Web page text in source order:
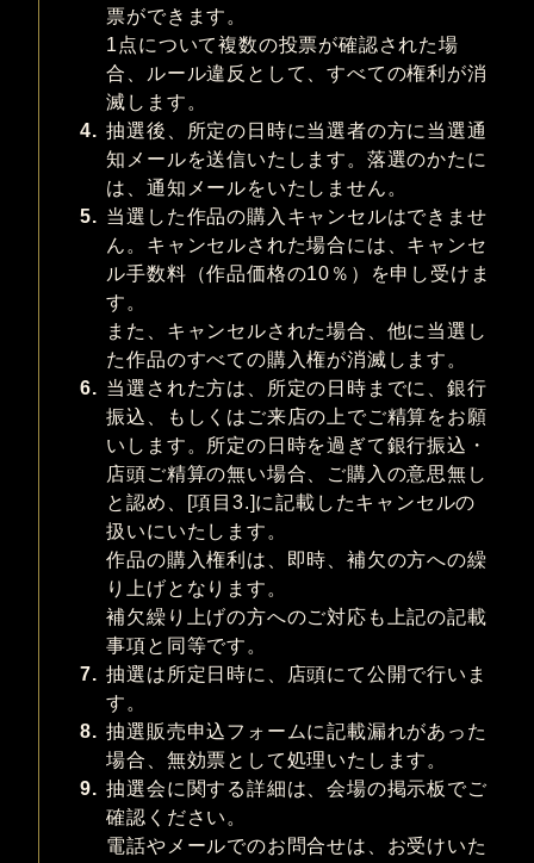
票ができます。
1点について複数の投票が確認された場
合、ルール違反として、すべての権利が消
滅します。
4. 抽選後、所定の日時に当選者の方に当選通
知メールを送信いたします。落選のかたに
は、通知メールをいたしません。
5. 当選した作品の購入キャンセルはできませ
ん。キャンセルされた場合には、キャンセ
ル手数料（作品価格の10％）を申し受けま
す。
また、キャンセルされた場合、他に当選し
た作品のすべての購入権が消滅します。
6. 当選された方は、所定の日時までに、銀行
振込、もしくはご来店の上でご精算をお願
いします。所定の日時を過ぎて銀行振込・
店頭ご精算の無い場合、ご購入の意思無し
と認め、[項目3.]に記載したキャンセルの
扱いにいたします。
作品の購入権利は、即時、補欠の方への繰
り上げとなります。
補欠繰り上げの方へのご対応も上記の記載
事項と同等です。
7. 抽選は所定日時に、店頭にて公開で行いま
す。
8. 抽選販売申込フォームに記載漏れがあった
場合、無効票として処理いたします。
9. 抽選会に関する詳細は、会場の掲示板でご
確認ください。
電話やメールでのお問合せは、お受けいた